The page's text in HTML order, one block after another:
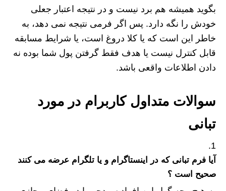
بگوید همیشه هم برد نیست و در نتیجه اعتبار جعلی
خودش را نگه دارد. پس اگر فرمی نتیجه نمی‌ دهد، به
خاطر این است که یا کلا دروغ است، یا شرایط مسابقه
قابل کنترل نیست یا هدف فقط گرفتن پول شما بوده نه
دادن اطلاعات واقعی باشد.
سوالات متداول کاربرام در مورد
تبانی
آیا فرم تبانی که در اینستاگرام و یا تلگرام عرضه می کنند
صحیح است ؟